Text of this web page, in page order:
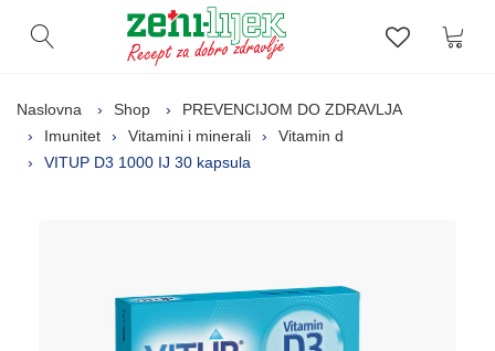
Otvori pretragu Lista
Naslovna Shop
PREVENCIJOM DO ZDRAVLJA
Imunitet
Vitamini i minerali
Vitamin d
VITUP D3 1000 IJ 30 kapsula